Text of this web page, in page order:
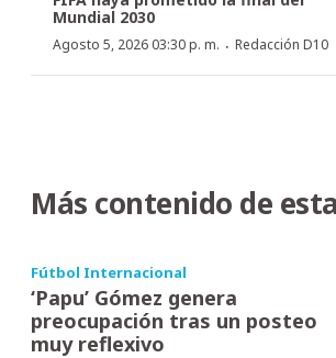
Mundial 2030
Agosto 5, 2026 03:30 p. m. · Redacción D10
Más contenido de
Fútbol Internacional
‘Papu’ Gómez genera
preocupación tras un posteo
muy reflexivo